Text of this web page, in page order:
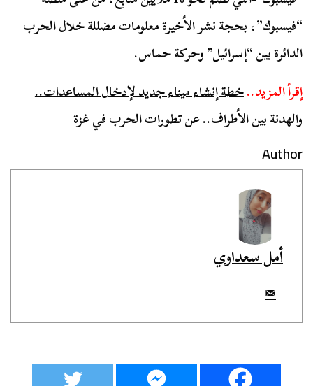
“فيسبوك”، بحجة نشر الأخيرة معلومات مضللة خلال الحرب
الدائرة بين “إسرائيل” وحركة حماس.
إقرأ المزيد..خطة إنشاء ميناء جديد لإدخال المساعدات..
والهدنة بين الأطراف.. عن تطورات الحرب في غزة
Author
أمل سعداوي